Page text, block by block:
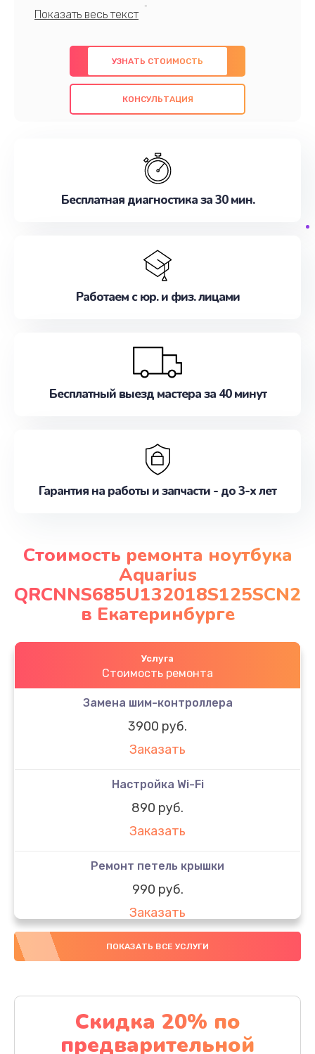
профессионалов с обширными знаниями и
предлагаем быстрый и качественный ремонт с
использованием оригинальных компонентов, а
также гарантируем качество всех
проведенных работ. Наша цель - предоставить
наилучшим образом. Не медлите записаться на
УЗНАТЬ СТОИМОСТЬ
КОНСУЛЬТАЦИЯ
Бесплатная диагностика за 30 мин.
Работаем с юр. и физ. лицами
Бесплатный выезд мастера за 40 минут
Гарантия на работы и запчасти - до 3-х лет
Стоимость ремонта ноутбука
Aquarius
в Екатеринбурге
Услуга
Стоимость ремонта
Замена шим-контроллера
3900 руб.
Заказать
Настройка Wi-Fi
890 руб.
Заказать
Ремонт петель крышки
990 руб.
Заказать
Замена вебкамеры
Заказать
Замена аккумулятора
ПОКАЗАТЬ ВСЕ УСЛУГИ
Скидка 20% по
предварительной